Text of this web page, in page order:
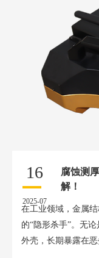
16
2025-07
腐蚀测
解！
在工业领域，金属
的“隐形杀手”。无
外壳，长期暴露在